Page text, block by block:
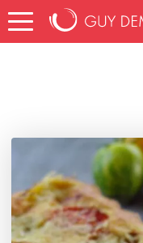
Accueil auroredbt86